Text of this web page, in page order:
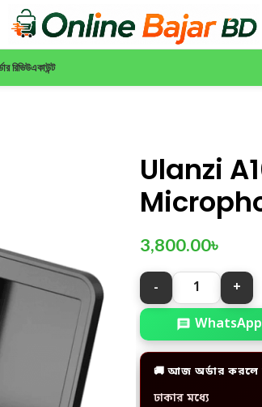
রিভিউএকাউন্ট
Ulanzi
3,800.00৳
🚚 আজ অর্ডার করলে
ঢাকার মধ্যে